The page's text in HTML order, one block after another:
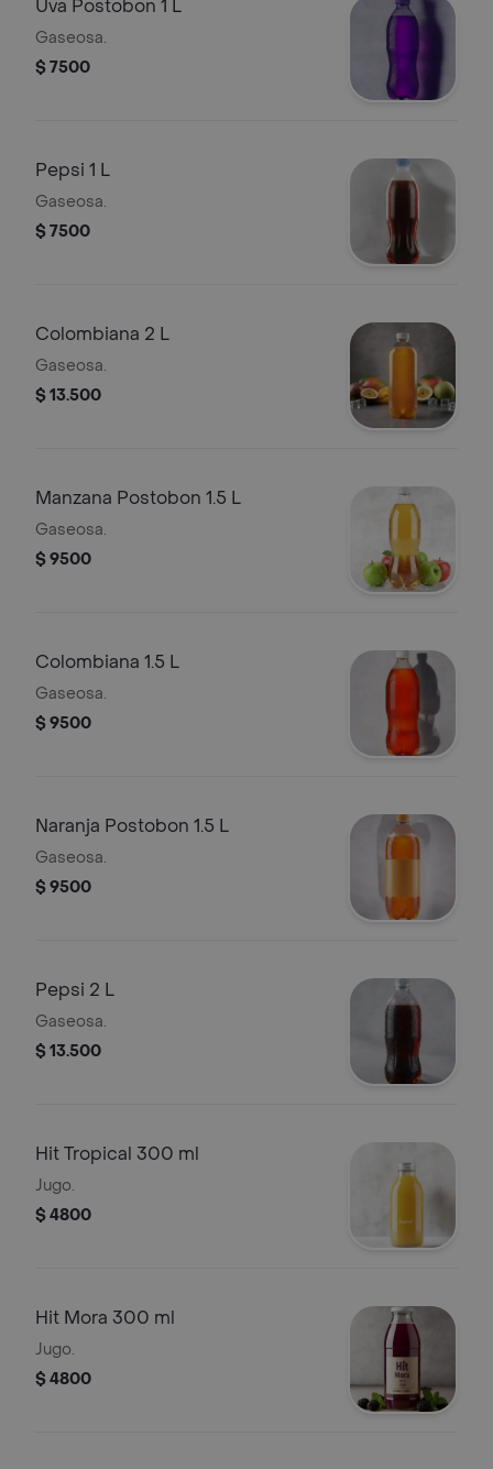
Uva Postobon 1 L
Gaseosa.
$ 7500
Pepsi 1 L
Gaseosa.
$ 7500
Colombiana 2 L
Gaseosa.
$ 13.500
Manzana Postobon 1.5 L
Gaseosa.
$ 9500
Colombiana 1.5 L
Gaseosa.
$ 9500
Naranja Postobon 1.5 L
Gaseosa.
$ 9500
Pepsi 2 L
Gaseosa.
$ 13.500
Hit Tropical 300 ml
Jugo.
$ 4800
Hit Mora 300 ml
Jugo.
$ 4800